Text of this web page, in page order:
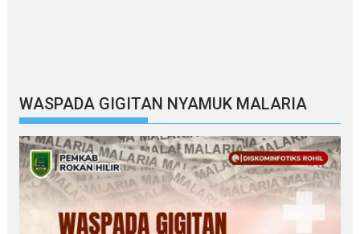
WASPADA GIGITAN NYAMUK MALARIA